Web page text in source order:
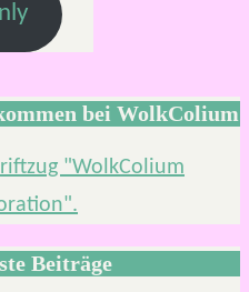
bei WolkColium
Beiträge